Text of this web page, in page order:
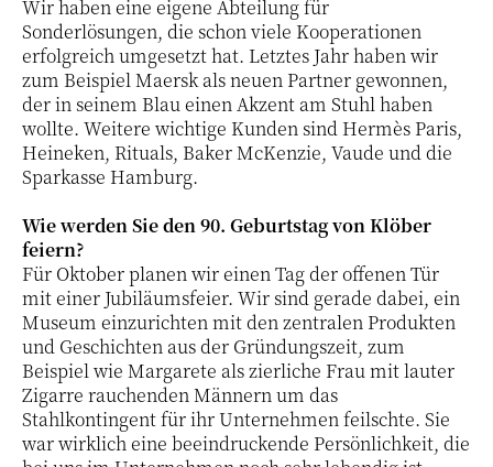
Wir haben eine eigene Abteilung für
Sonderlösungen, die schon viele Kooperationen
erfolgreich umgesetzt hat. Letztes Jahr haben wir
zum Beispiel Maersk als neuen Partner gewonnen,
der in seinem Blau einen Akzent am Stuhl haben
wollte. Weitere wichtige Kunden sind Hermès Paris,
Heineken, Rituals, Baker McKenzie, Vaude und die
Sparkasse Hamburg.
Wie werden Sie den 90. Geburtstag von Klöber
feiern?
Für Oktober planen wir einen Tag der offenen Tür
mit einer Jubiläumsfeier. Wir sind gerade dabei, ein
Museum einzurichten mit den zentralen Produkten
und Geschichten aus der Gründungszeit, zum
Beispiel wie Margarete als zierliche Frau mit lauter
Zigarre rauchenden Männern um das
Stahlkontingent für ihr Unternehmen feilschte. Sie
war wirklich eine beeindruckende Persönlichkeit, die